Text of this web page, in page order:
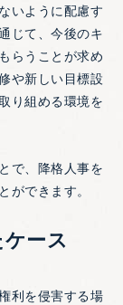
いように配慮す
じて、今後のキ
らうことが求め
や新しい目標設
り組める環境を
で、降格人事を
ができます。
ース
利を侵害する場